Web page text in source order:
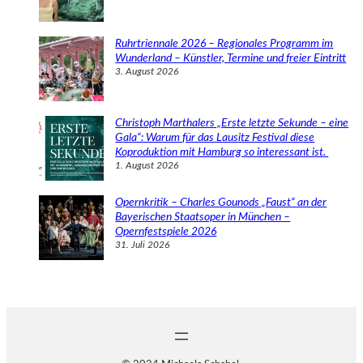
Ruhrtriennale 2026 – Regionales Programm im
Wunderland – Künstler, Termine und freier Eintritt
3. August 2026
Christoph Marthalers „Erste letzte Sekunde – eine
Gala“: Warum für das Lausitz Festival diese
Koproduktion mit Hamburg so interessant ist.
1. August 2026
Opernkritik – Charles Gounods „Faust“ an der
Bayerischen Staatsoper in München –
Opernfestspiele 2026
31. Juli 2026